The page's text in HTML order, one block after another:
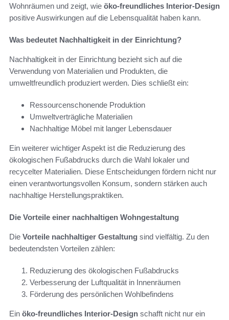
Wohnräumen und zeigt, wie öko-freundliches Interior-Design
positive Auswirkungen auf die Lebensqualität haben kann.
Was bedeutet Nachhaltigkeit in der Einrichtung?
Nachhaltigkeit in der Einrichtung bezieht sich auf die
Verwendung von Materialien und Produkten, die
umweltfreundlich produziert werden. Dies schließt ein:
Ressourcenschonende Produktion
Umweltverträgliche Materialien
Nachhaltige Möbel mit langer Lebensdauer
Ein weiterer wichtiger Aspekt ist die Reduzierung des
ökologischen Fußabdrucks durch die Wahl lokaler und
recycelter Materialien. Diese Entscheidungen fördern nicht nur
einen verantwortungsvollen Konsum, sondern stärken auch
nachhaltige Herstellungspraktiken.
Die Vorteile einer nachhaltigen Wohngestaltung
Die Vorteile nachhaltiger Gestaltung sind vielfältig. Zu den
bedeutendsten Vorteilen zählen:
Reduzierung des ökologischen Fußabdrucks
Verbesserung der Luftqualität in Innenräumen
Förderung des persönlichen Wohlbefindens
Ein öko-freundliches Interior-Design schafft nicht nur ein